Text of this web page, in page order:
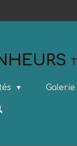
Galerie